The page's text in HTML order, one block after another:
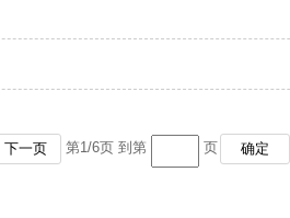
下一页 第1/6页 到第 页 确定